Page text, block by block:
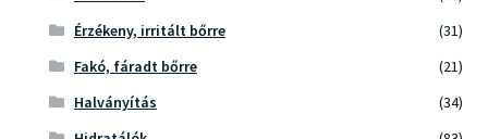
Érzékeny, irritált bőrre
(31)
Fakó, fáradt bőrre
(21)
Halványítás
(34)